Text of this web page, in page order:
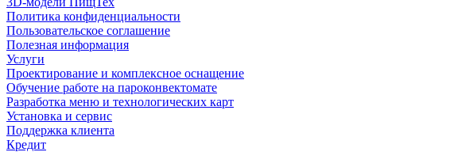
Политика конфиденциальности
Пользовательское соглашение
Полезная информация
Услуги
Проектирование и комплексное оснащение
Обучение работе на пароконвектомате
Разработка меню и технологических карт
Установка и сервис
Поддержка клиента
Кредит